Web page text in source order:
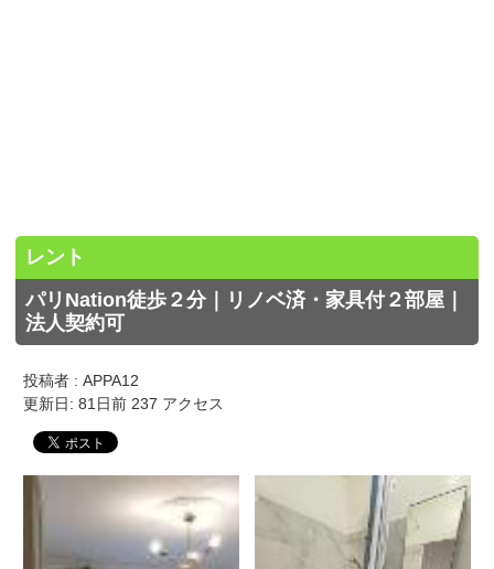
レント
パリNation徒歩２分｜リノベ済・家具付２部屋｜
法人契約可
投稿者 : APPA12
更新日: 81日前 237 アクセス